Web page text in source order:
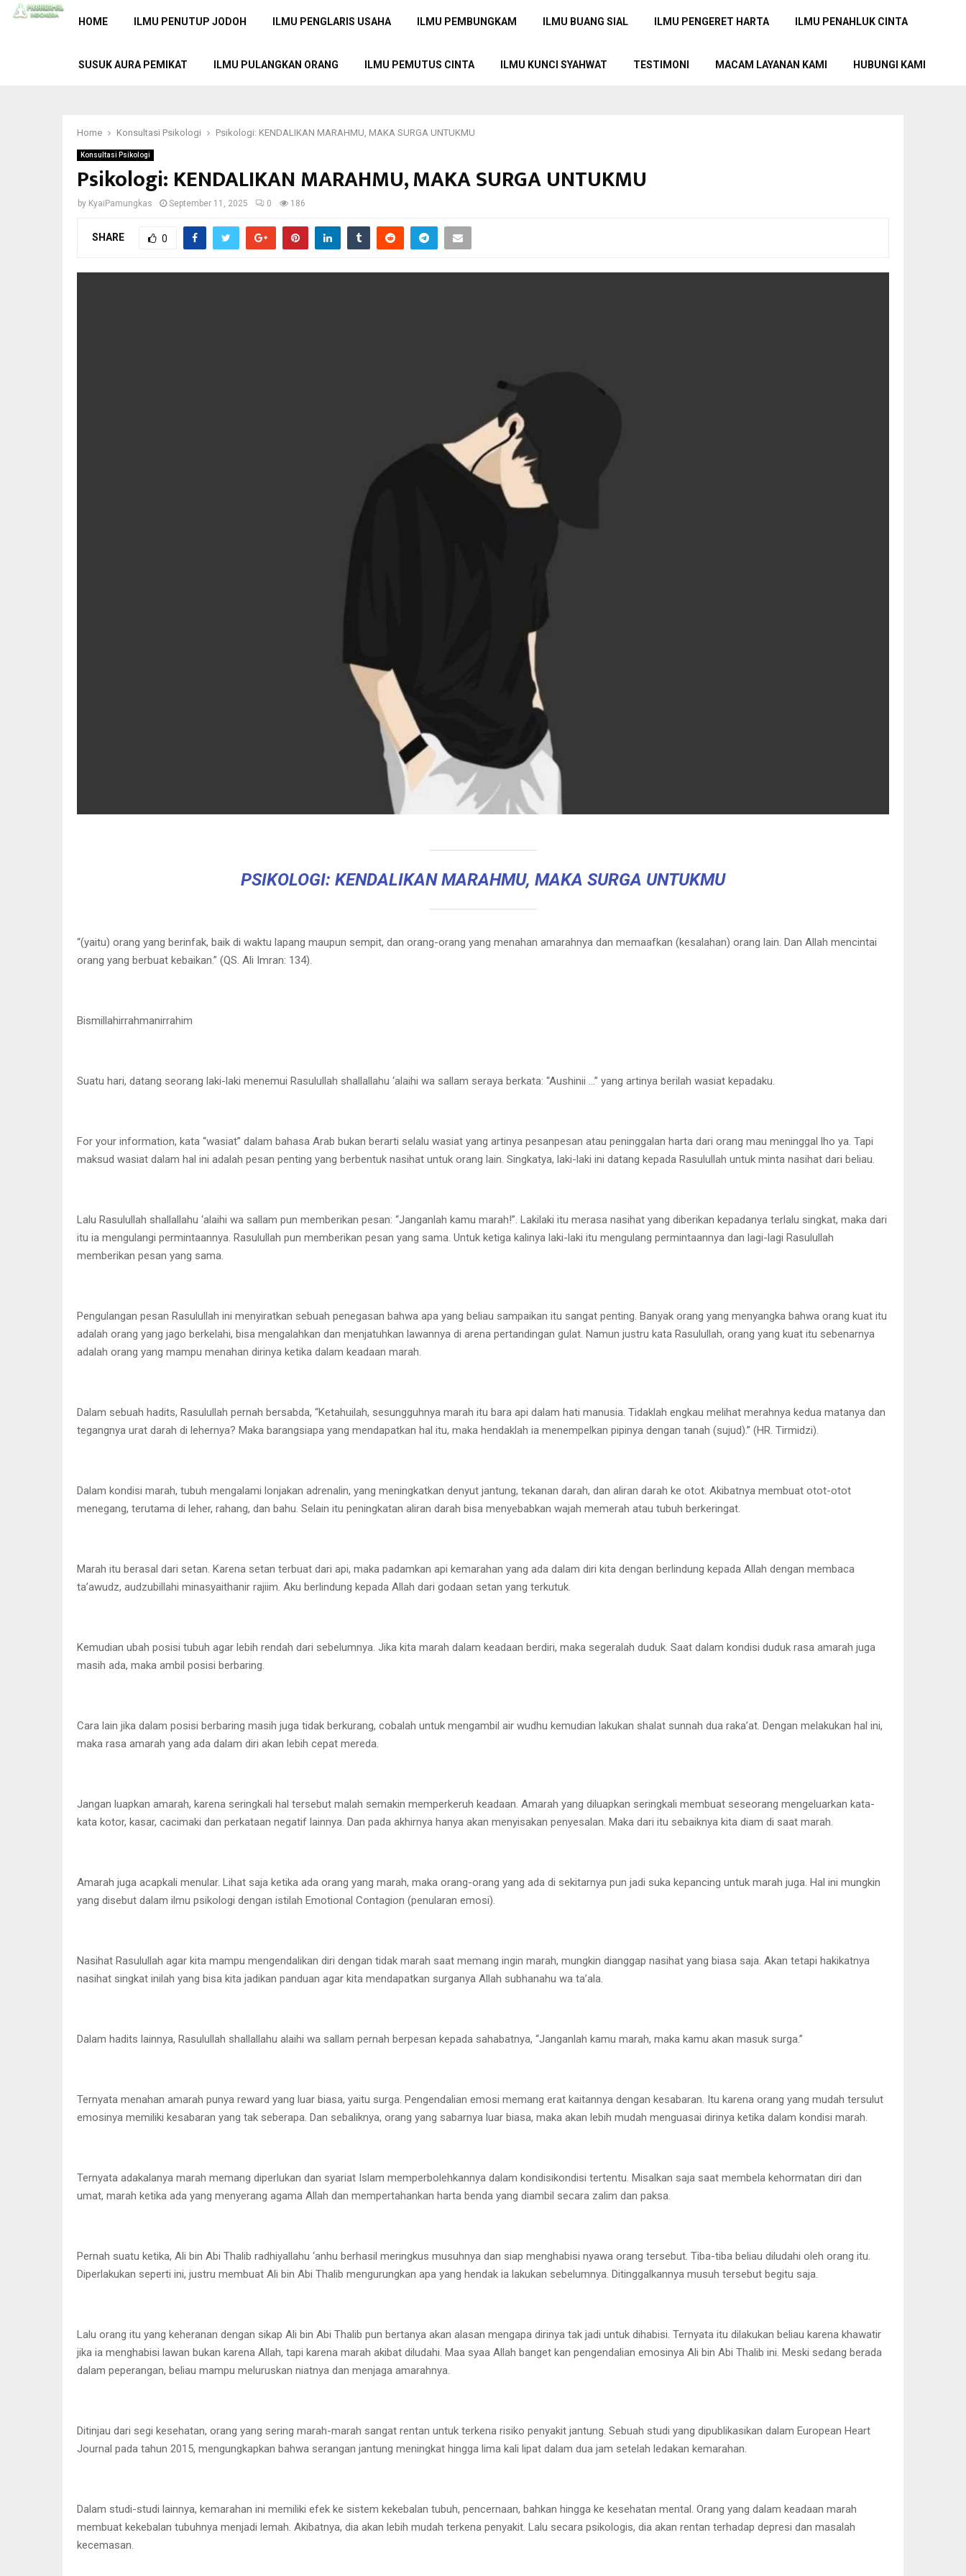
HOME ILMU PENUTUP JODOH ILMU PENGLARIS USAHA ILMU PEMBUNGKAM ILMU BUANG SIAL ILMU PENGERET HARTA ILMU PENAHLUK CINTA
SUSUK AURA PEMIKAT ILMU PULANGKAN ORANG ILMU PEMUTUS CINTA ILMU KUNCI SYAHWAT TESTIMONI MACAM LAYANAN KAMI HUBUNGI KAMI
Home Konsultasi Psikologi Psikologi: KENDALIKAN MARAHMU, MAKA SURGA UNTUKMU
Konsultasi Psikologi
Psikologi: KENDALIKAN MARAHMU, MAKA SURGA UNTUKMU
by KyaiPamungkas September 11, 2025 0 186
SHARE 0
PSIKOLOGI: KENDALIKAN MARAHMU, MAKA SURGA UNTUKMU
“(yaitu) orang yang berinfak, baik di waktu lapang maupun sempit, dan orang-orang yang menahan amarahnya dan memaafkan (kesalahan) orang lain. Dan Allah mencintai
orang yang berbuat kebaikan.” (QS. Ali Imran: 134).
Bismillahirrahmanirrahim
Suatu hari, datang seorang laki-laki menemui Rasulullah shallallahu ‘alaihi wa sallam seraya berkata: “Aushinii …” yang artinya berilah wasiat kepadaku.
For your information, kata “wasiat” dalam bahasa Arab bukan berarti selalu wasiat yang artinya pesanpesan atau peninggalan harta dari orang mau meninggal lho ya. Tapi
maksud wasiat dalam hal ini adalah pesan penting yang berbentuk nasihat untuk orang lain. Singkatya, laki-laki ini datang kepada Rasulullah untuk minta nasihat dari beliau.
Lalu Rasulullah shallallahu ‘alaihi wa sallam pun memberikan pesan: “Janganlah kamu marah!”. Lakilaki itu merasa nasihat yang diberikan kepadanya terlalu singkat, maka dari
itu ia mengulangi permintaannya. Rasulullah pun memberikan pesan yang sama. Untuk ketiga kalinya laki-laki itu mengulang permintaannya dan lagi-lagi Rasulullah
memberikan pesan yang sama.
Pengulangan pesan Rasulullah ini menyiratkan sebuah penegasan bahwa apa yang beliau sampaikan itu sangat penting. Banyak orang yang menyangka bahwa orang kuat itu
adalah orang yang jago berkelahi, bisa mengalahkan dan menjatuhkan lawannya di arena pertandingan gulat. Namun justru kata Rasulullah, orang yang kuat itu sebenarnya
adalah orang yang mampu menahan dirinya ketika dalam keadaan marah.
Dalam sebuah hadits, Rasulullah pernah bersabda, “Ketahuilah, sesungguhnya marah itu bara api dalam hati manusia. Tidaklah engkau melihat merahnya kedua matanya dan
tegangnya urat darah di lehernya? Maka barangsiapa yang mendapatkan hal itu, maka hendaklah ia menempelkan pipinya dengan tanah (sujud).” (HR. Tirmidzi).
Dalam kondisi marah, tubuh mengalami lonjakan adrenalin, yang meningkatkan denyut jantung, tekanan darah, dan aliran darah ke otot. Akibatnya membuat otot-otot
menegang, terutama di leher, rahang, dan bahu. Selain itu peningkatan aliran darah bisa menyebabkan wajah memerah atau tubuh berkeringat.
Marah itu berasal dari setan. Karena setan terbuat dari api, maka padamkan api kemarahan yang ada dalam diri kita dengan berlindung kepada Allah dengan membaca
ta’awudz, audzubillahi minasyaithanir rajiim. Aku berlindung kepada Allah dari godaan setan yang terkutuk.
Kemudian ubah posisi tubuh agar lebih rendah dari sebelumnya. Jika kita marah dalam keadaan berdiri, maka segeralah duduk. Saat dalam kondisi duduk rasa amarah juga
masih ada, maka ambil posisi berbaring.
Cara lain jika dalam posisi berbaring masih juga tidak berkurang, cobalah untuk mengambil air wudhu kemudian lakukan shalat sunnah dua raka’at. Dengan melakukan hal ini,
maka rasa amarah yang ada dalam diri akan lebih cepat mereda.
Jangan luapkan amarah, karena seringkali hal tersebut malah semakin memperkeruh keadaan. Amarah yang diluapkan seringkali membuat seseorang mengeluarkan kata-
kata kotor, kasar, cacimaki dan perkataan negatif lainnya. Dan pada akhirnya hanya akan menyisakan penyesalan. Maka dari itu sebaiknya kita diam di saat marah.
Amarah juga acapkali menular. Lihat saja ketika ada orang yang marah, maka orang-orang yang ada di sekitarnya pun jadi suka kepancing untuk marah juga. Hal ini mungkin
yang disebut dalam ilmu psikologi dengan istilah Emotional Contagion (penularan emosi).
Nasihat Rasulullah agar kita mampu mengendalikan diri dengan tidak marah saat memang ingin marah, mungkin dianggap nasihat yang biasa saja. Akan tetapi hakikatnya
nasihat singkat inilah yang bisa kita jadikan panduan agar kita mendapatkan surganya Allah subhanahu wa ta’ala.
Dalam hadits lainnya, Rasulullah shallallahu alaihi wa sallam pernah berpesan kepada sahabatnya, “Janganlah kamu marah, maka kamu akan masuk surga.”
Ternyata menahan amarah punya reward yang luar biasa, yaitu surga. Pengendalian emosi memang erat kaitannya dengan kesabaran. Itu karena orang yang mudah tersulut
emosinya memiliki kesabaran yang tak seberapa. Dan sebaliknya, orang yang sabarnya luar biasa, maka akan lebih mudah menguasai dirinya ketika dalam kondisi marah.
Ternyata adakalanya marah memang diperlukan dan syariat Islam memperbolehkannya dalam kondisikondisi tertentu. Misalkan saja saat membela kehormatan diri dan
umat, marah ketika ada yang menyerang agama Allah dan mempertahankan harta benda yang diambil secara zalim dan paksa.
Pernah suatu ketika, Ali bin Abi Thalib radhiyallahu ‘anhu berhasil meringkus musuhnya dan siap menghabisi nyawa orang tersebut. Tiba-tiba beliau diludahi oleh orang itu.
Diperlakukan seperti ini, justru membuat Ali bin Abi Thalib mengurungkan apa yang hendak ia lakukan sebelumnya. Ditinggalkannya musuh tersebut begitu saja.
Lalu orang itu yang keheranan dengan sikap Ali bin Abi Thalib pun bertanya akan alasan mengapa dirinya tak jadi untuk dihabisi. Ternyata itu dilakukan beliau karena khawatir
jika ia menghabisi lawan bukan karena Allah, tapi karena marah akibat diludahi. Maa syaa Allah banget kan pengendalian emosinya Ali bin Abi Thalib ini. Meski sedang berada
dalam peperangan, beliau mampu meluruskan niatnya dan menjaga amarahnya.
Ditinjau dari segi kesehatan, orang yang sering marah-marah sangat rentan untuk terkena risiko penyakit jantung. Sebuah studi yang dipublikasikan dalam European Heart
Journal pada tahun 2015, mengungkapkan bahwa serangan jantung meningkat hingga lima kali lipat dalam dua jam setelah ledakan kemarahan.
Dalam studi-studi lainnya, kemarahan ini memiliki efek ke sistem kekebalan tubuh, pencernaan, bahkan hingga ke kesehatan mental. Orang yang dalam keadaan marah
membuat kekebalan tubuhnya menjadi lemah. Akibatnya, dia akan lebih mudah terkena penyakit. Lalu secara psikologis, dia akan rentan terhadap depresi dan masalah
kecemasan.